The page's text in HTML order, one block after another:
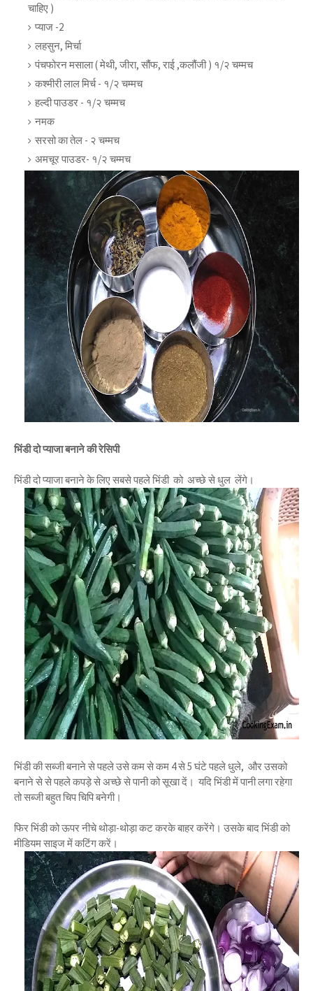
चाहिए )
प्याज -2
लहसुन, मिर्चा
पंचफोरन मसाला ( मेथी, जीरा, सौंफ, राई ,कलौंजी ) १/२ चम्मच
कश्मीरी लाल मिर्च - १/२ चम्मच
हल्दी पाउडर - १/२ चम्मच
नमक
सरसो का तेल - २ चम्मच
अमचूर पाउडर- १/२ चम्मच
भिंडी दो प्याजा बनाने की रेसिपी
भिंडी दो प्याजा बनाने के लिए सबसे पहले भिंडी को अच्छे से धुल लेंगे।
भिंडी की सब्जी बनाने से पहले उसे कम से कम 4 से 5 घंटे पहले धुले, और उसको
बनाने से से पहले कपड़े से अच्छे से पानी को सूखा दें। यदि भिंडी में पानी लगा रहेगा
तो सब्जी बहुत चिप चिपि बनेगी।
फिर भिंडी को ऊपर नीचे थोड़ा-थोड़ा कट करके बाहर करेंगे। उसके बाद भिंडी को
मीडियम साइज में कटिंग करें।